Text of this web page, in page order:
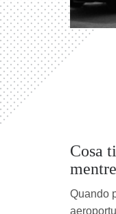
Cosa
Quando